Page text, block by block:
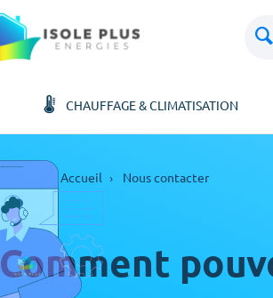
CHAUFFAGE & CLIMATISATION
Accueil Nous contacter
Comment